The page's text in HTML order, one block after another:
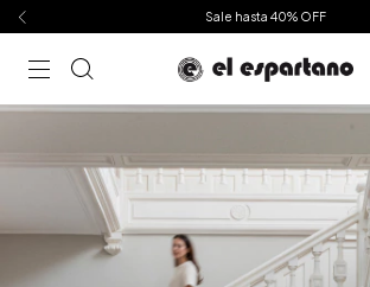
Sale hasta 40% OFF